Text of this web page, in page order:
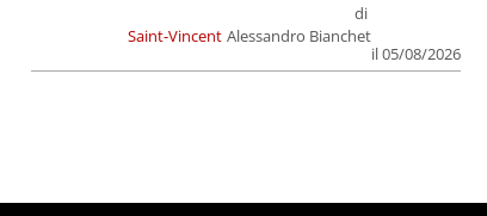
Saint-Vincent
di
Alessandro Bianchet
il 05/08/2026